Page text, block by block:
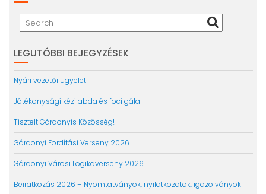
LEGUTÓBBI BEJEGYZÉSEK
Nyári vezetői ügyelet
Jótékonysági kézilabda és foci gála
Tisztelt Gárdonyis Közösség!
Gárdonyi Fordítási Verseny 2026
Gárdonyi Városi Logikaverseny 2026
Beiratkozás 2026 – Nyomtatványok, nyilatkozatok, igazolványok